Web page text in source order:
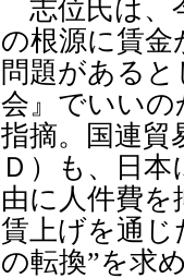
志位氏は、
の根源に賃
問題がある
会』でいい
指摘。国連貿
Ｄ）も、日
由に人件費
賃上げを通じ
の転換”を求